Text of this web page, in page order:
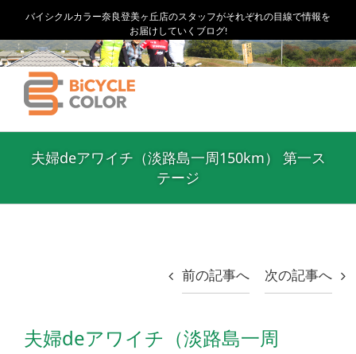
バイシクルカラー奈良登美ヶ丘店のスタッフがそれぞれの目線で情報を
お届けしていくブログ!
夫婦deアワイチ（淡路島一周150km） 第一ス
テージ
前の記事へ 次の記事へ
夫婦deアワイチ（淡路島一周